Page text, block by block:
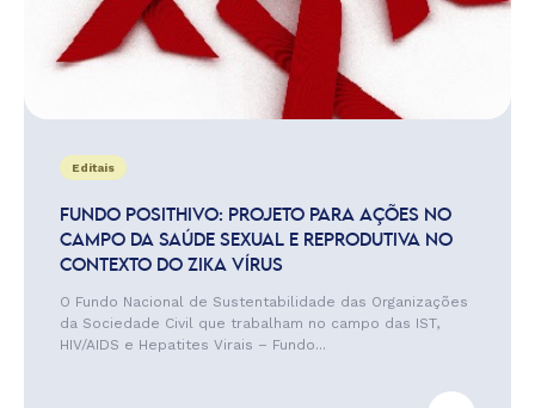
Editais
FUNDO POSITHIVO: PROJETO PARA AÇÕES NO
CAMPO DA SAÚDE SEXUAL E REPRODUTIVA NO
CONTEXTO DO ZIKA VÍRUS
O Fundo Nacional de Sustentabilidade das Organizações
da Sociedade Civil que trabalham no campo das IST,
HIV/AIDS e Hepatites Virais – Fundo...